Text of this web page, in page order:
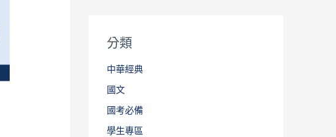
分類
中華經典
國文
國考必備
學生專區